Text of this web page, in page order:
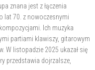
znana jest z łączenia
lat 70. z nowoczesnymi
Ich muzyka
partiami klawiszy, gitarowym
W listopadzie 2025 ukazał się
przedstawia dojrzalsze,